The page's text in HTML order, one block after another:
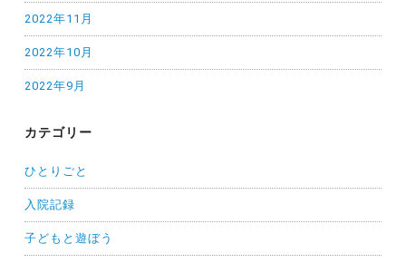
2022年11月
2022年10月
2022年9月
カテゴリー
ひとりごと
入院記録
子どもと遊ぼう